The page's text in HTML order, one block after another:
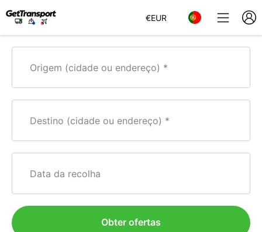
€EUR
Origem (cidade ou endereço)
Destino (cidade ou endereço)
Data da recolha
Obter ofertas